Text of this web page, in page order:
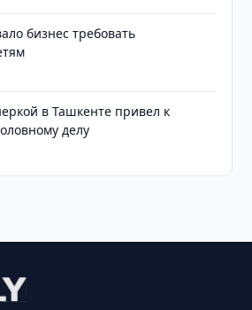
бизнес требовать
в Ташкенте привел к
делу